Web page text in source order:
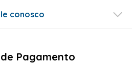
conosco
Pagamento